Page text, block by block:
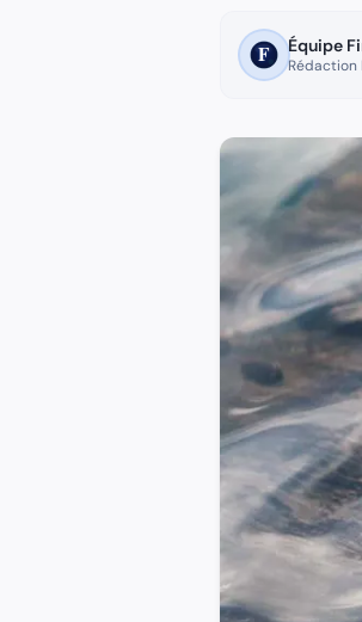
Quel objectif de revenus
Pour maintenir votre niveau de vie à la
Équipe
Rédaction